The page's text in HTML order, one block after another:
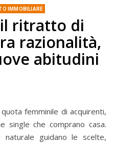
IMMOBILIARE
il ritratto di
razionalità,
abitudini
femminile di acquirenti,
single che comprano casa.
naturale guidano le scelte,